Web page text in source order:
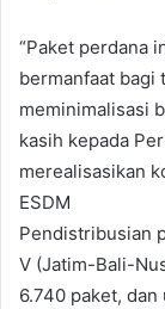
“Paket perdana
bermanfaat bagi
meminimalisasi
kasih kepada
merealisasikan
ESDM
Pendistribusian
V (Jatim-Bali-
6.740 paket,